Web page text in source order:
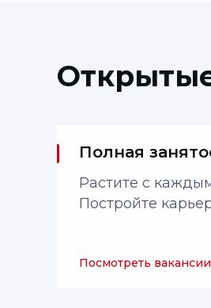
Полная
Растите с
Постройте
Посмотреть вакансии